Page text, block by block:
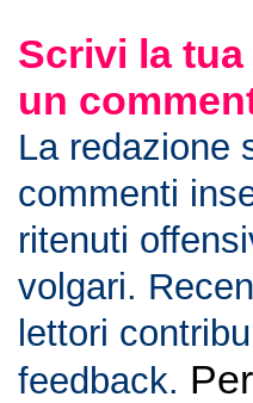
Scrivi la
un
La redazione
commenti
ritenuti
volgari.
lettori
feedback.